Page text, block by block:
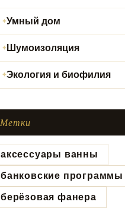
Умный дом
Шумоизоляция
Экология и биофилия
Метки
аксессуары ванны
банковские программы
берёзовая фанера